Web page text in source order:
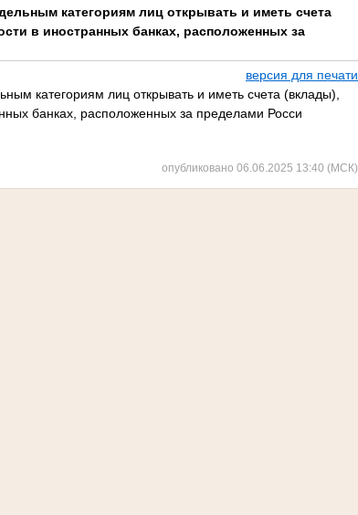
категориям лиц открывать и иметь счета
в иностранных банках, расположенных за
версия для печати
категориям лиц открывать и иметь счета (вклады),
банках, расположенных за пределами Росси
опубликовано 06.06.2025 13:40 (МСК)